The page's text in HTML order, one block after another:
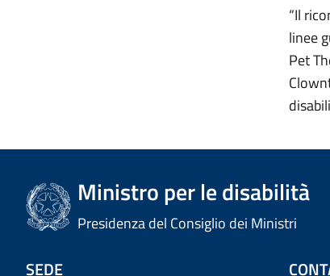
“Il
linee
Pet
Ministro per le disabilità
Presidenza del Consiglio dei Ministri
SEDE